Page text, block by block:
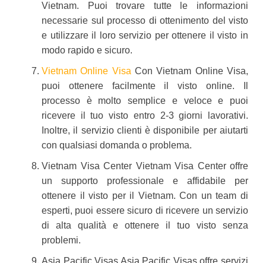
Vietnam. Puoi trovare tutte le informazioni
necessarie sul processo di ottenimento del visto
e utilizzare il loro servizio per ottenere il visto in
modo rapido e sicuro.
Vietnam Online Visa Con Vietnam Online Visa,
puoi ottenere facilmente il visto online. Il
processo è molto semplice e veloce e puoi
ricevere il tuo visto entro 2-3 giorni lavorativi.
Inoltre, il servizio clienti è disponibile per aiutarti
con qualsiasi domanda o problema.
Vietnam Visa Center Vietnam Visa Center offre
un supporto professionale e affidabile per
ottenere il visto per il Vietnam. Con un team di
esperti, puoi essere sicuro di ricevere un servizio
di alta qualità e ottenere il tuo visto senza
problemi.